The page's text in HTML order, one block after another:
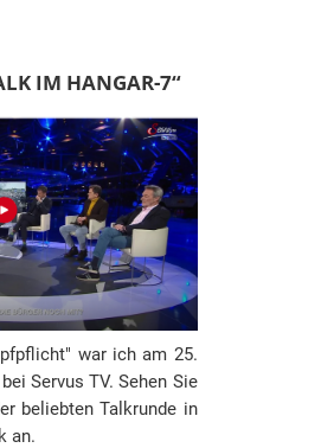
IM HANGAR-7“
war ich am 25.
Servus TV. Sehen Sie
beliebten Talkrunde in
an.